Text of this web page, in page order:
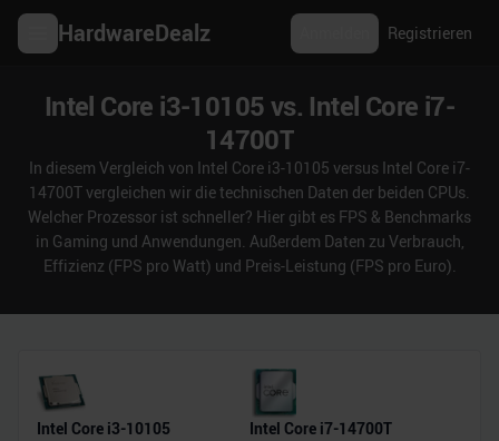
HardwareDealz Registrieren
Intel Core i3-10105 vs. Intel Core i7-
14700T
In diesem Vergleich von Intel Core i3-10105 versus Intel Core i7-
14700T vergleichen wir die technischen Daten der beiden CPUs.
Welcher Prozessor ist schneller? Hier gibt es FPS & Benchmarks
in Gaming und Anwendungen. Außerdem Daten zu Verbrauch,
Effizienz (FPS pro Watt) und Preis-Leistung (FPS pro Euro).
Intel Core i3-10105
Intel Core i7-14700T